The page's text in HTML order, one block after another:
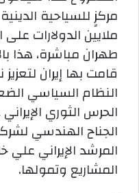
مركزٍ للسياحية
ملايين الدولارات
طهران مباشرة، هذا
قامت بها إيران
النظام السياسي
الحرس الثوري
الجناح الهندسي
المرشد الإيراني
المشاريع وتمولها.